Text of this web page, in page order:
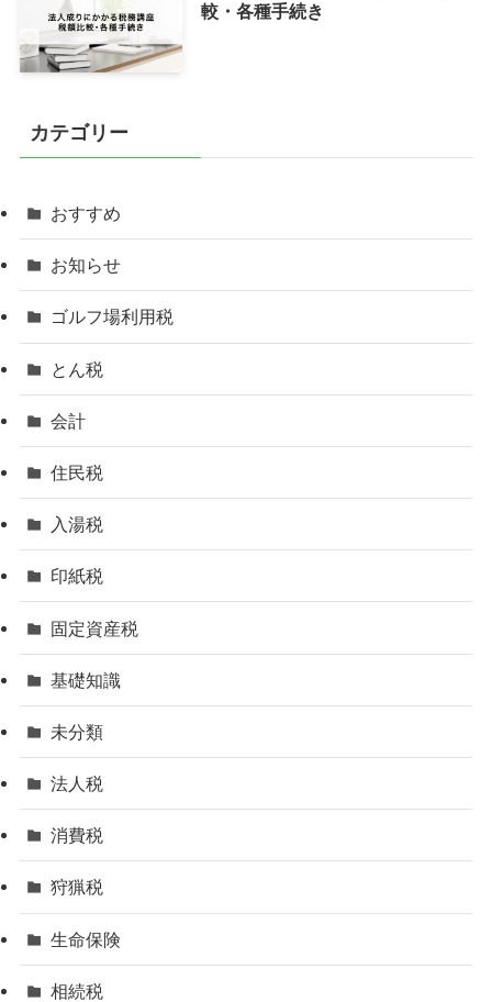
較・各種手続き
カテゴリー
おすすめ
お知らせ
ゴルフ場利用税
とん税
会計
住民税
入湯税
印紙税
固定資産税
基礎知識
未分類
法人税
消費税
狩猟税
生命保険
相続税